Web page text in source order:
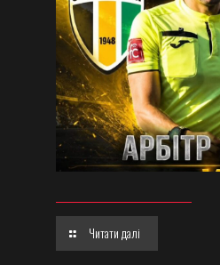
Читати далі